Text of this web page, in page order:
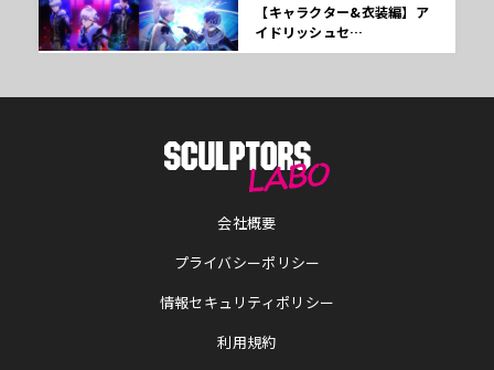
【キャラクター&衣装編】ア
イドリッシュセ…
会社概要
プライバシーポリシー
情報セキュリティポリシー
利用規約